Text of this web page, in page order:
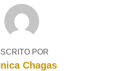
POR
Chagas